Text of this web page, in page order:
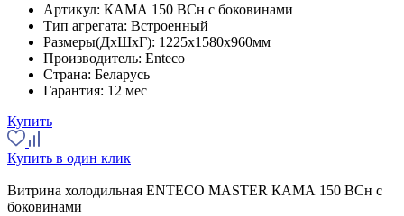
Артикул: КАМА 150 BCн с боковинами
Тип агрегата: Встроенный
Размеры(ДхШхГ): 1225x1580x960мм
Производитель: Enteco
Страна: Беларусь
Гарантия: 12 мес
Купить
Купить в один клик
Витрина холодильная ENTECO MASTER КАМА 150 BCн с
боковинами